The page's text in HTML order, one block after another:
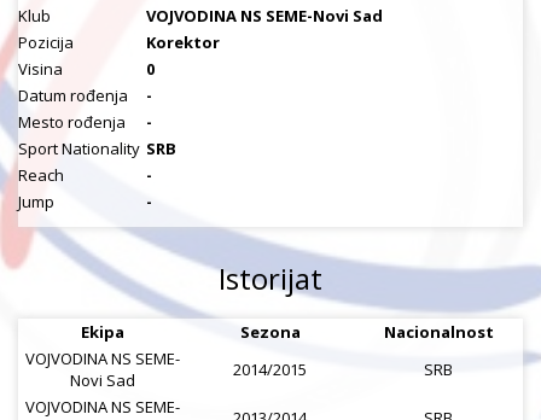
Klub
VOJVODINA NS SEME-Novi Sad
Pozicija
Korektor
Visina
0
Datum rođenja
-
Mesto rođenja
-
Sport Nationality SRB
Reach
-
Jump
-
Istorijat
Ekipa Sezona
Nacionalnost
VOJVODINA NS SEME-
Novi Sad
2014/2015
SRB
VOJVODINA NS SEME-